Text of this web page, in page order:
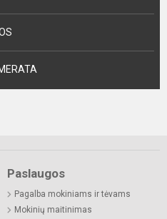
Paslaugos
Pagalba mokiniams ir tėvams
Mokinių maitinimas